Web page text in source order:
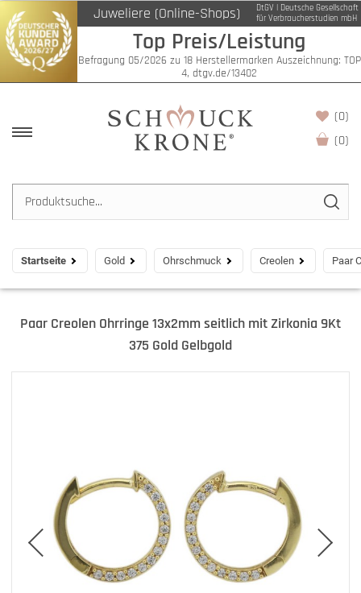
Juweliere (Online-Shops)
DtGV | Deutsche Gesellschaft
für Verbraucherstudien mbH
Top Preis/Leistung
Befragung 05/2026 zu 18 Herstellermarken Auszeichnung: TOP
4, dtgv.de/13402
(0)
(0)
Startseite Gold Ohrschmuck Creolen Paar
Paar Creolen Ohrringe 13x2mm seitlich mit Zirkonia 9Kt
375 Gold Gelbgold